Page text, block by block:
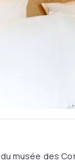
musée des